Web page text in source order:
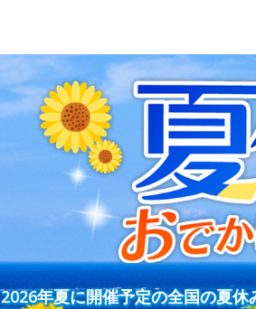
2026年夏に開催予定の全国の夏